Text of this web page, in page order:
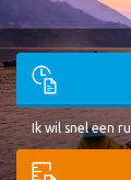
Ik wil snel een